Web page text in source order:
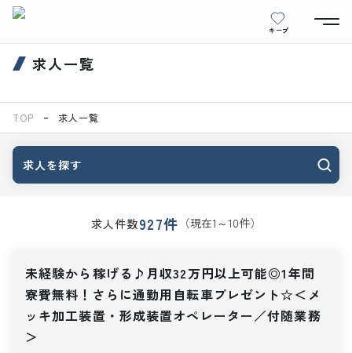
キープ
求人一覧
TOP 求人一覧
求人を探す
求人件数927件 （現在1 ～10件）
未経験から稼げる♪月収32万円以上可能◎1年間
寮費無料！さらに通勤用自転車プレゼント☆＜メ
ッキ加工装置・形成装置オペレーター／付随業務
＞